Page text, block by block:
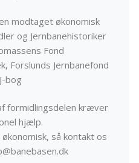
modtaget økonomisk
og Jernbanehistoriker
Fond
Forslunds Jernbanefond
bog
formidlingsdelen kræver
hjælp.
så kontakt os